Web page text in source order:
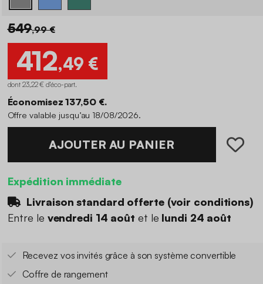
549,99 €
412,49 €
dont 23,22 € d'éco-part.
Économisez 137,50 €.
Offre valable jusqu’au 18/08/2026.
AJOUTER AU PANIER
Expédition immédiate
Livraison standard offerte (voir conditions)
Entre le vendredi 14 août et le lundi 24 août
Recevez vos invités grâce à son système convertible
Coffre de rangement